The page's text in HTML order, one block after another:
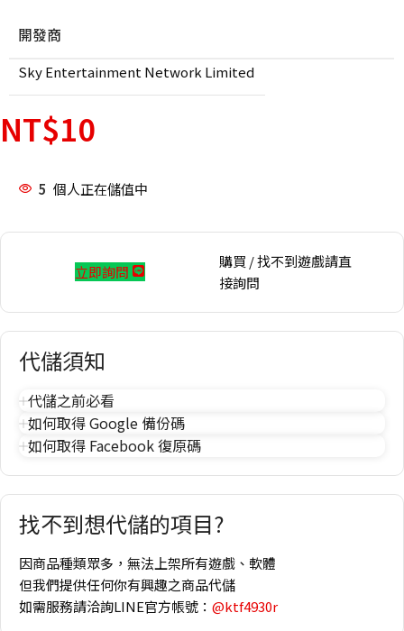
開發商
Sky Entertainment Network Limited
NT$10
5 個人正在儲值中
立即詢問
購買 / 找不到遊戲請直
接詢問
代儲須知
代儲之前必看
如何取得 Google 備份碼
如何取得 Facebook 復原碼
找不到想代儲的項目?
因商品種類眾多，無法上架所有遊戲、軟體
但我們提供任何你有興趣之商品代儲
如需服務請洽詢LINE官方帳號： @ktf4930r